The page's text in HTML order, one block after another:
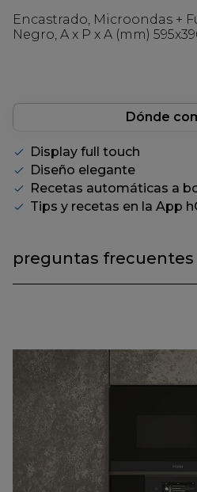
Encastrado, Microondas +
Negro, A x P x A (mm)
Dónde
Display full touch
Diseño elegante
Recetas automáticas a
Tips y recetas en la App
preguntas frecuentes